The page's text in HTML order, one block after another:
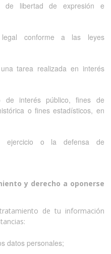
de libertad de expresión e
conforme a las leyes
tarea realizada en interés
de interés público, fines de
o fines estadísticos, en
ejercicio o la defensa de
y derecho a oponerse
de tu información
datos personales;